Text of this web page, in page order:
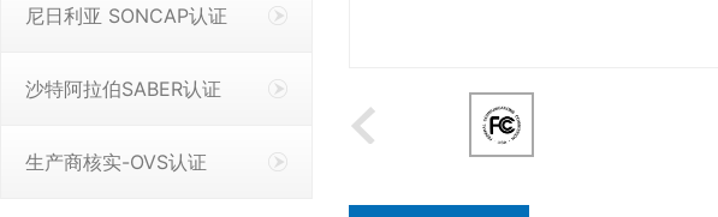
尼日利亚 SONCAP认证
沙特阿拉伯SABER认证
生产商核实-OVS认证